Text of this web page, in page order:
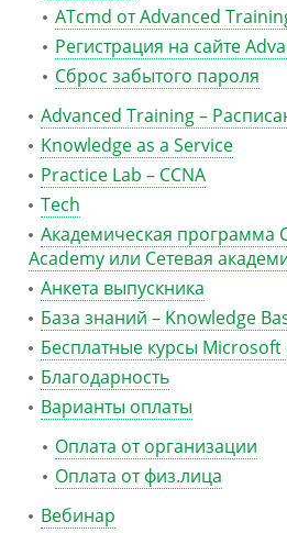
ATcmd от Advanced
Регистрация на сайте
Сброс забытого пароля
Advanced Training –
Knowledge as a Service
Practice Lab – CCNA
Tech
Академическая программа
Academy или Сетевая
Анкета выпускника
База знаний – Knowledge
Бесплатные курсы Microsoft
Благодарность
Варианты оплаты
Оплата от организации
Оплата от физ.лица
Вебинар